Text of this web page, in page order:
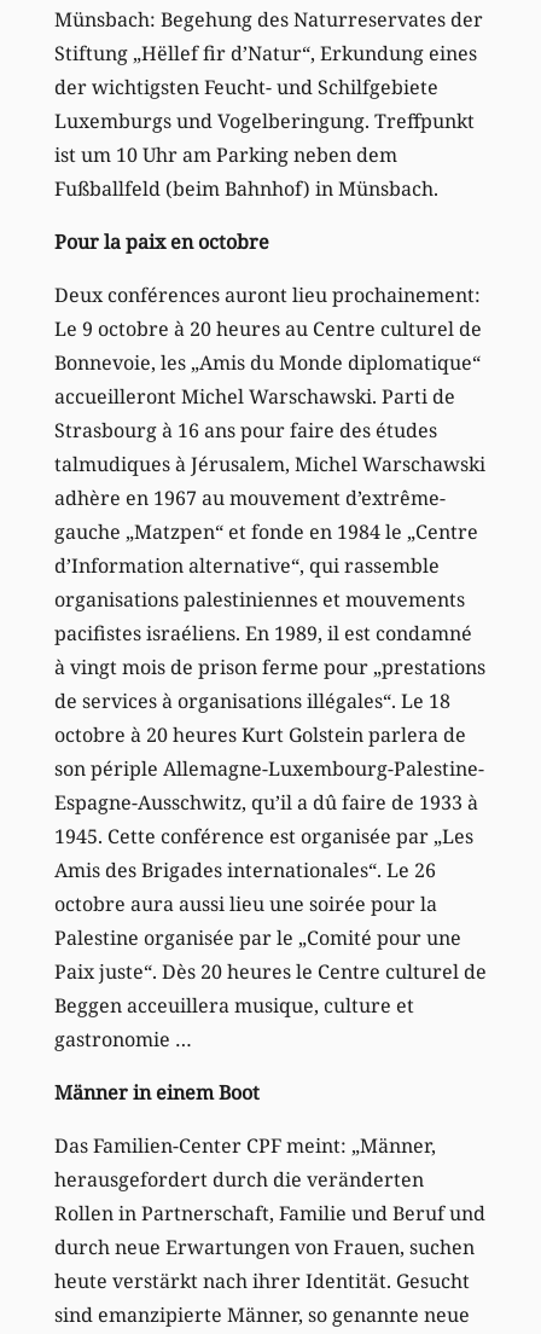
Münsbach: Begehung des Naturreservates der
Stiftung „Hëllef fir d’Natur“, Erkundung eines
der wichtigsten Feucht- und Schilfgebiete
Luxemburgs und Vogelberingung. Treffpunkt
ist um 10 Uhr am Parking neben dem
Fußballfeld (beim Bahnhof) in Münsbach.
Pour la paix en octobre
Deux conférences auront lieu prochainement:
Le 9 octobre à 20 heures au Centre culturel de
Bonnevoie, les „Amis du Monde diplomatique“
accueilleront Michel Warschawski. Parti de
Strasbourg à 16 ans pour faire des études
talmudiques à Jérusalem, Michel Warschawski
adhère en 1967 au mouvement d’extrême-
gauche „Matzpen“ et fonde en 1984 le „Centre
d’Information alternative“, qui rassemble
organisations palestiniennes et mouvements
pacifistes israéliens. En 1989, il est condamné
à vingt mois de prison ferme pour „prestations
de services à organisations illégales“. Le 18
octobre à 20 heures Kurt Golstein parlera de
son périple Allemagne-Luxembourg-Palestine-
Espagne-Ausschwitz, qu’il a dû faire de 1933 à
1945. Cette conférence est organisée par „Les
Amis des Brigades internationales“. Le 26
octobre aura aussi lieu une soirée pour la
Palestine organisée par le „Comité pour une
Paix juste“. Dès 20 heures le Centre culturel de
Beggen acceuillera musique, culture et
gastronomie …
Männer in einem Boot
Das Familien-Center CPF meint: „Männer,
herausgefordert durch die veränderten
Rollen in Partnerschaft, Familie und Beruf und
durch neue Erwartungen von Frauen, suchen
heute verstärkt nach ihrer Identität. Gesucht
sind emanzipierte Männer, so genannte neue